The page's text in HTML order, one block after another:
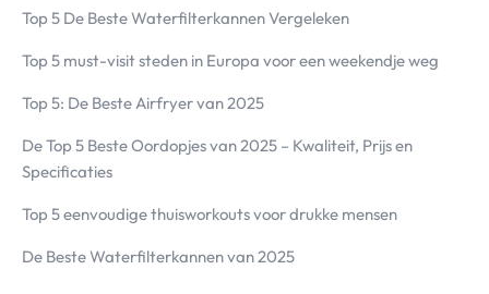
Top 5 De Beste Waterfilterkannen Vergeleken
Top 5 must-visit steden in Europa voor een weekendje weg
Top 5: De Beste Airfryer van 2025
De Top 5 Beste Oordopjes van 2025 – Kwaliteit, Prijs en
Specificaties
Top 5 eenvoudige thuisworkouts voor drukke mensen
De Beste Waterfilterkannen van 2025